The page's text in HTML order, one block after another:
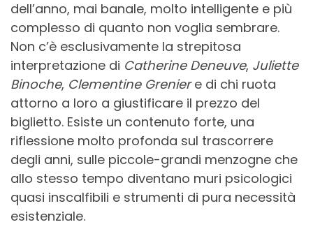
dell’anno, mai banale, molto intelligente e più
complesso di quanto non voglia sembrare.
Non c’è esclusivamente la strepitosa
interpretazione di Catherine Deneuve, Juliette
Binoche, Clementine Greniere di chi ruota
attorno a loro a giustificare il prezzo del
biglietto. Esiste un contenuto forte, una
riflessione molto profonda sul trascorrere
degli anni, sulle piccole-grandi menzogne che
allo stesso tempo diventano muri psicologici
quasi inscalfibili e strumenti di pura necessità
esistenziale.